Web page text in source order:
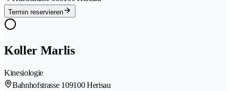
Termin reservieren
Koller Marlis
Kinesiologie
Bahnhofstrasse 109100 Herisau